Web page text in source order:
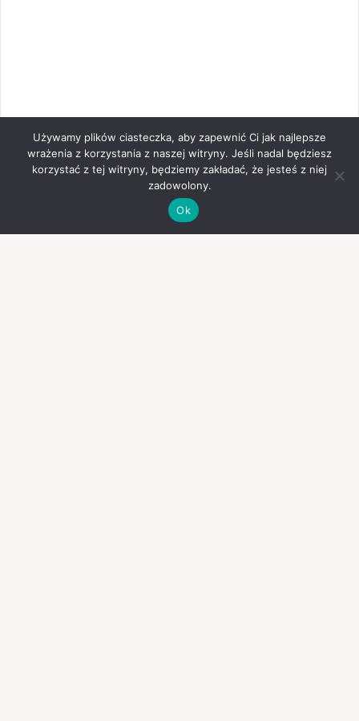
Używamy plików ciasteczka, aby zapewnić Ci jak najlepsze
wrażenia z korzystania z naszej witryny. Jeśli nadal będziesz
korzystać z tej witryny, będziemy zakładać, że jesteś z niej
zadowolony.
Ok